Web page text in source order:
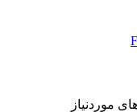
موردنیاز